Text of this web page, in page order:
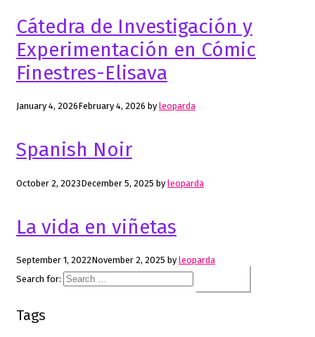
Cátedra de Investigación y
Experimentación en Cómic
Finestres-Elisava
January 4, 2026February 4, 2026 byleoparda
Spanish Noir
October 2, 2023December 5, 2025 byleoparda
La vida en viñetas
September 1, 2022November 2, 2025 byleoparda
Search for:
Tags